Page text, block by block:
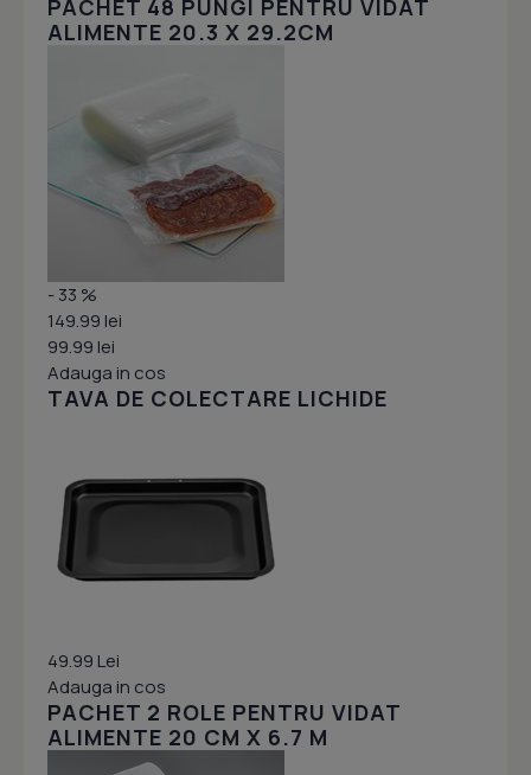
PACHET 48 PUNGI PENTRU VIDAT
ALIMENTE 20.3 X 29.2CM
- 33 %
149.99 lei
99.99 lei
Adauga in cos
TAVA DE COLECTARE LICHIDE
49.99 Lei
Adauga in cos
PACHET 2 ROLE PENTRU VIDAT
ALIMENTE 20 CM X 6.7 M